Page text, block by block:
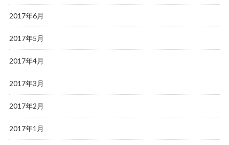
2017年6月
2017年5月
2017年4月
2017年3月
2017年2月
2017年1月